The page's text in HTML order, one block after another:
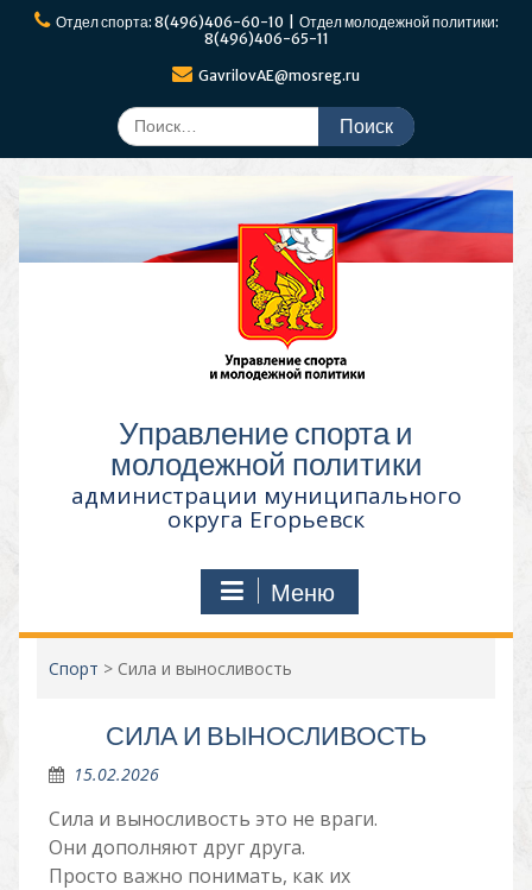
ПерейтиОтдел спорта: 8(496)406-60-10 | Отдел молодежной политики:
8(496)406-65-11
GavrilovAE@mosreg.ru
Поиск
по:
Управление спорта и
молодежной политики
администрации муниципального
округа Егорьевск
Меню
Спорт > Сила и выносливость
СИЛА И ВЫНОСЛИВОСТЬ
15.02.2026
Сила и выносливость это не враги.
Они дополняют друг друга.
Просто важно понимать, как их